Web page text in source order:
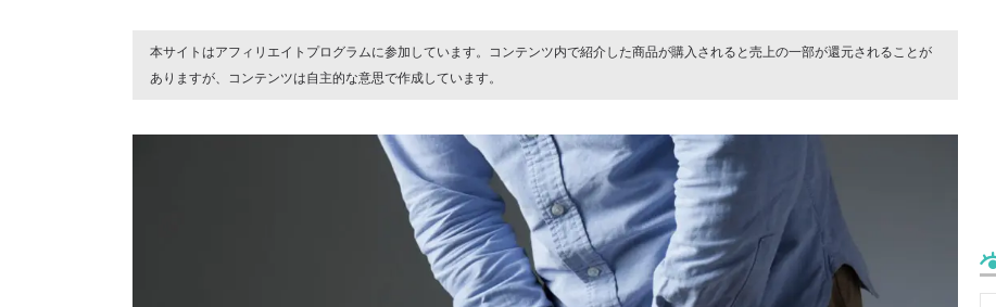
本サイトはアフィリエイトプログラムに参加しています。コンテンツ内で紹介した商品が購入されると売上の一部が還元されることが
ありますが、コンテンツは自主的な意思で作成しています。